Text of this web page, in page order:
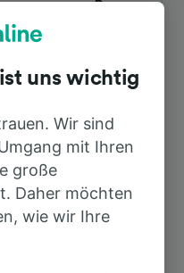
Dauer
4h 4min
uns wichtig
Wir sind
mit Ihren
große
Daher möchten
wie wir Ihre